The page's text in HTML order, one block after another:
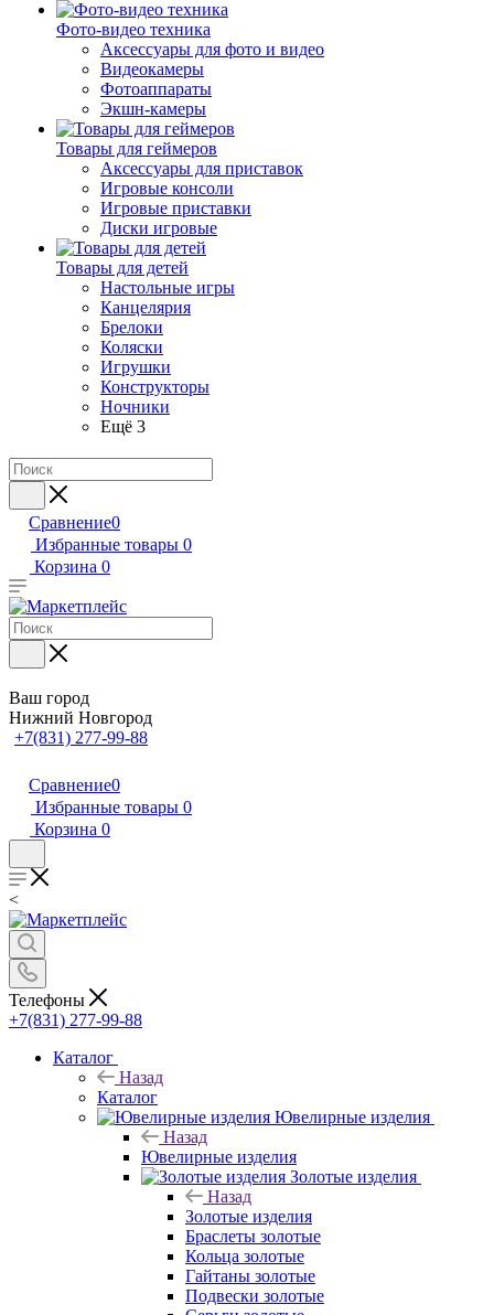
Фото-видео техника
Аксессуары для фото и видео
Видеокамеры
Фотоаппараты
Экшн-камеры
Товары для геймеров
Аксессуары для приставок
Игровые консоли
Игровые приставки
Диски игровые
Товары для детей
Настольные игры
Канцелярия
Брелоки
Коляски
Игрушки
Конструкторы
Ночники
Ещё 3
Сравнение0
Избранные товары 0
Корзина 0
Ваш город
Нижний Новгород
+7(831) 277-99-88
Сравнение0
Избранные товары 0
Корзина 0
<
Телефоны
+7(831) 277-99-88
Каталог
Назад
Каталог
Ювелирные изделия
Назад
Ювелирные изделия
Золотые изделия
Назад
Золотые изделия
Браслеты золотые
Кольца золотые
Гайтаны золотые
Подвески золотые